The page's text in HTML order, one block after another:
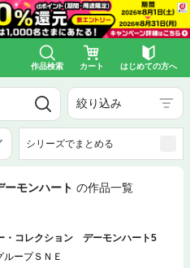
作品検索 カート はじめての方へ
絞り込み
シリーズでまとめる
モンハート の作品一覧
・コレクション デーモンハート5
ープＳＮＥ